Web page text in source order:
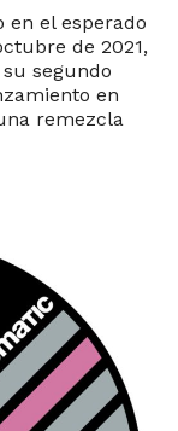
el esperado
de 2021,
segundo
en
remezcla